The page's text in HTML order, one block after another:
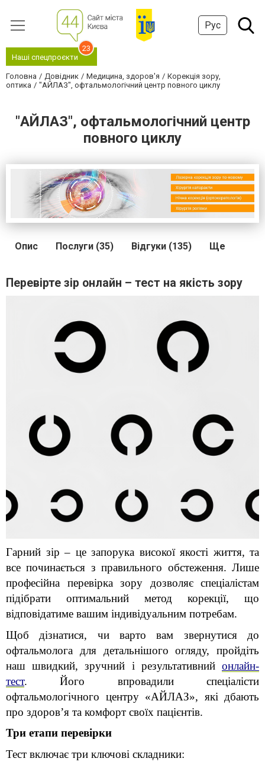
Рус
Наші спецпроєкти
23
Головна Довідник Медицина, здоров'я
Корекція зору,
оптика
"АЙЛАЗ", офтальмологічний центр повного циклу
"АЙЛАЗ", офтальмологічний центр
повного циклу
Опис Послуги (35) Відгуки (135) Ще
Перевірте зір онлайн – тест на якість зору
Гарний зір – це запорука високої якості життя, та
все починається з правильного обстеження. Лише
професійна перевірка зору дозволяє спеціалістам
підібрати оптимальний метод корекції, що
відповідатиме вашим індивідуальним потребам.
Щоб дізнатися, чи варто вам звернутися до
офтальмолога для детальнішого огляду, пройдіть
наш швидкий, зручний і результативний онлайн-
тест. Його впровадили спеціалісти
офтальмологічного центру «АЙЛАЗ», які дбають
про здоров’я та комфорт своїх пацієнтів.
Три етапи перевірки
Тест включає три ключові складники: